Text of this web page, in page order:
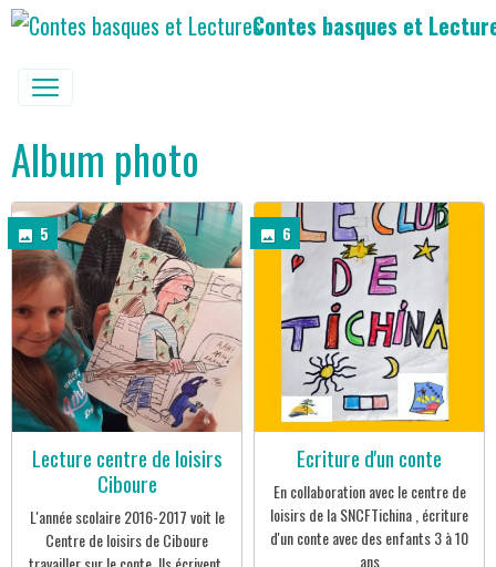
Contes basques et
Album photo
5
Lecture centre de loisirs
Ciboure
L'année scolaire 2016-2017 voit le
Centre de loisirs de Ciboure
6
Ecriture d'un conte
En collaboration avec le centre de
loisirs de la SNCFTichina , écriture
d'un conte avec des enfants 3 à 10
ans